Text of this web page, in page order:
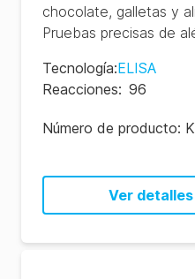
chocolate, galletas y
Pruebas precisas de
Tecnología:ELISA
Reacciones: 96
Número de producto:
Ver